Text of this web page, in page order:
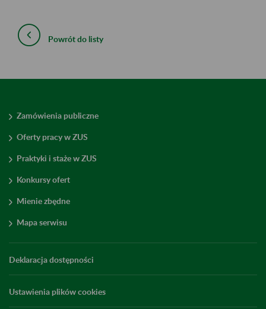
Powrót do listy
Zamówienia publiczne
Oferty pracy w ZUS
Praktyki i staże w ZUS
Konkursy ofert
Mienie zbędne
Mapa serwisu
Deklaracja dostępności
Ustawienia plików cookies